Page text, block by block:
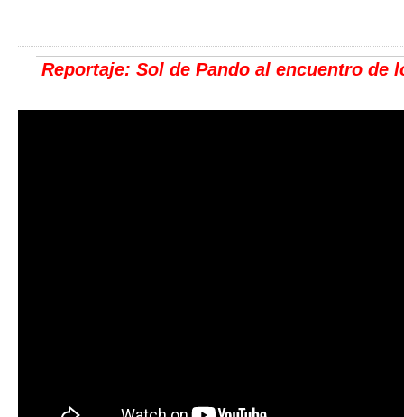
Reportaje: Sol de Pando al encuentro de